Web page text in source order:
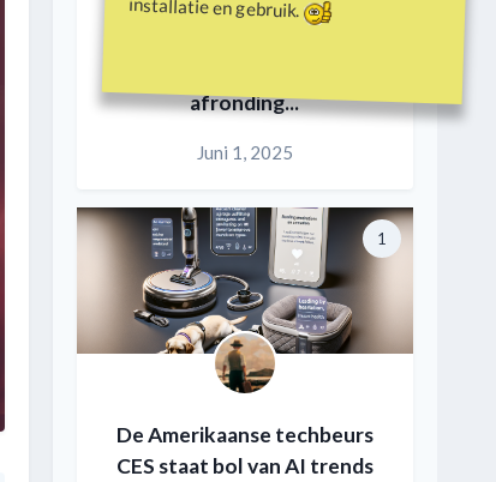
installatie en gebruik.
afronding...
Juni 1, 2025
1
De Amerikaanse techbeurs
CES staat bol van AI trends